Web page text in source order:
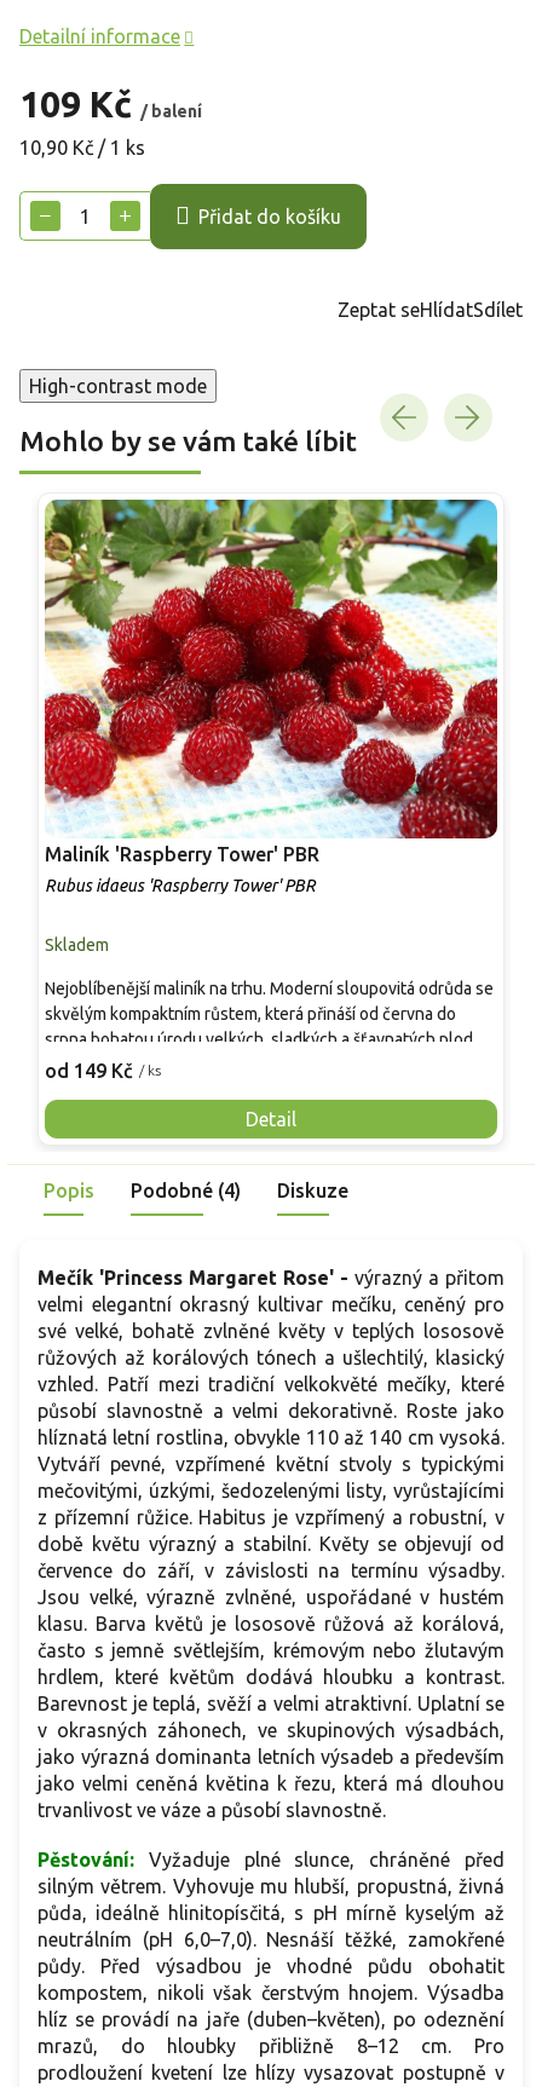
109 Kč / balení
Měrná
10,90 Kč / 1 ks
+
− Přidat do košíku
Detailní informace
Zeptat seHlídatSdílet
High-contrast mode
Mohlo by se vám také líbit
Maliník 'Raspberry Tower' PBR
Rubus idaeus 'Raspberry Tower' PBR
Skladem
od 149 Kč / ks
Detail
Nejoblíbenější maliník na trhu. Moderní sloupovitá odrůda se
skvělým kompaktním růstem, která přináší od června do
srpna bohatou úrodu velkých, sladkých a šťavnatých plodů.
Pevné vzpřímené výhony tvoří elegantní habitus bez
Mrazuvzdornost do −25 °C a spolehlivá vitalita z něj dělají
skvělou volbu pro každého pěstitele.
Popis Podobné (4) Diskuze
Mečík 'Princess Margaret Rose' - výrazný a přitom
velmi elegantní okrasný kultivar mečíku, ceněný pro
své velké, bohatě zvlněné květy v teplých lososově
růžových až korálových tónech a ušlechtilý, klasický
vzhled. Patří mezi tradiční velkokvěté mečíky, které
působí slavnostně a velmi dekorativně. Roste jako
hlíznatá letní rostlina, obvykle 110 až 140 cm vysoká.
Vytváří pevné, vzpřímené květní stvoly s typickými
mečovitými, úzkými, šedozelenými listy, vyrůstajícími
z přízemní růžice. Habitus je vzpřímený a robustní, v
době květu výrazný a stabilní. Květy se objevují od
července do září, v závislosti na termínu výsadby.
Jsou velké, výrazně zvlněné, uspořádané v hustém
klasu. Barva květů je lososově růžová až korálová,
často s jemně světlejším, krémovým nebo žlutavým
hrdlem, které květům dodává hloubku a kontrast.
Barevnost je teplá, svěží a velmi atraktivní. Uplatní se
v okrasných záhonech, ve skupinových výsadbách,
jako výrazná dominanta letních výsadeb a především
jako velmi ceněná květina k řezu, která má dlouhou
trvanlivost ve váze a působí slavnostně.
Pěstování:
Vyžaduje plné slunce, chráněné před
silným větrem. Vyhovuje mu hlubší, propustná, živná
půda, ideálně hlinitopísčitá, s pH mírně kyselým až
neutrálním (pH 6,0–7,0). Nesnáší těžké, zamokřené
půdy. Před výsadbou je vhodné půdu obohatit
kompostem, nikoli však čerstvým hnojem. Výsadba
hlíz se provádí na jaře (duben–květen), po odeznění
mrazů, do hloubky přibližně 8–12 cm. Pro
prodloužení kvetení lze hlízy vysazovat postupně v